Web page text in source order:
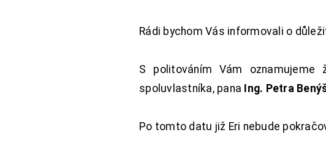
Rádi bychom Vás informovali o
S politováním Vám
spoluvlastníka, pana Ing. Petra
Po tomto datu již Eri nebude